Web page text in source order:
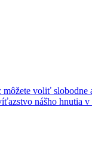
voliť
nášho hnutia